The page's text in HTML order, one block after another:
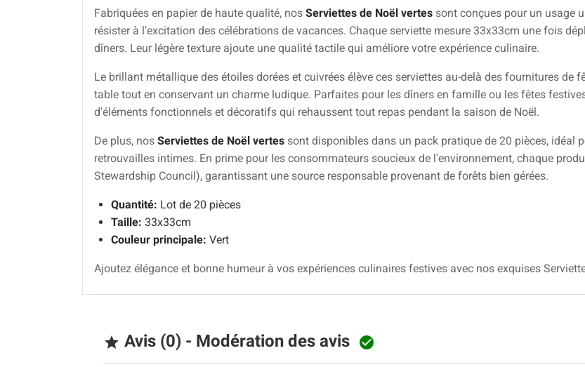
Fabriquées en papier de haute qualité, nos Serviettes de Noël vertes sont conçues pour un usage
résister à l'excitation des célébrations de vacances. Chaque serviette mesure 33x33cm une fois
dîners. Leur légère texture ajoute une qualité tactile qui améliore votre expérience culinaire.
Le brillant métallique des étoiles dorées et cuivrées élève ces serviettes au-delà des fournitures
table tout en conservant un charme ludique. Parfaites pour les dîners en famille ou les fêtes
d'éléments fonctionnels et décoratifs qui rehaussent tout repas pendant la saison de Noël.
De plus, nos Serviettes de Noël vertes sont disponibles dans un pack pratique de 20 pièces, idéal
retrouvailles intimes. En prime pour les consommateurs soucieux de l'environnement, chaque
Stewardship Council), garantissant une source responsable provenant de forêts bien gérées.
Quantité: Lot de 20 pièces
Taille: 33x33cm
Couleur principale: Vert
Ajoutez élégance et bonne humeur à vos expériences culinaires festives avec nos exquises
 Avis (0) - Modération des avis 